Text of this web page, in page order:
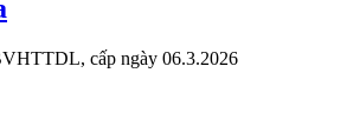
cấp ngày 06.3.2026